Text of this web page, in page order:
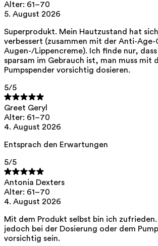
Liste aller Zutaten
Aqua, Niacinamid, Pentylenglykol, Glycerin, 3-O-
Natriumhyaluronat, Caprylhydroxamsäure,
Natriumhyaluronat
Dieses Produkt kann während der
Unsere Inhaltsstoffe werden mit größter Sorgfalt
für empfindliche Haut geeignet, hypoallergen,
of immuniteit verstorende
nachgewiesener Wirksamkeit, die sich schnell
ED Lists. (2024). Listen zu endokrinen
Liste krebserzeugender, mutagener und
https://echa.europa.eu/nl/substances-
Alter: 61–70
5. August 2026
Superprodukt. Mein Hautzustand hat
verbessert (zusammen mit der Anti-Age-
Augen-/Lippencreme). Ich finde nur,
sparsam im Gebrauch ist, man muss mit
Pumpspender vorsichtig dosieren.
5/5
Greet Geryl
Alter: 61–70
4. August 2026
Entsprach den Erwartungen
5/5
Antonia Dexters
Alter: 61–70
4. August 2026
Mit dem Produkt selbst bin ich
jedoch bei der Dosierung oder dem
vorsichtig sein.